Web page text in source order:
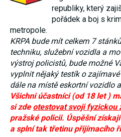
republiky, který
pořádek a boj s
metropole.
KRPA bude mít celkem 7
techniku, služební vozidla a
výstroj policistů, bude možné
vyplnit nějaký testík o
dále na místě eskortní vozidlo
Všichni účastníci (od 18 let )
si zde otestovat svoji fyzickou
pražské policii. Úspěšní
a splní tak třetinu přijímacího